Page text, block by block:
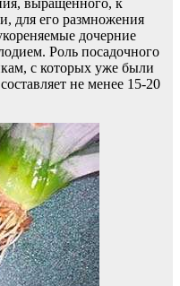
выращенного, к
для его размножения
дочерние
Роль посадочного
с которых уже были
не менее 15-20